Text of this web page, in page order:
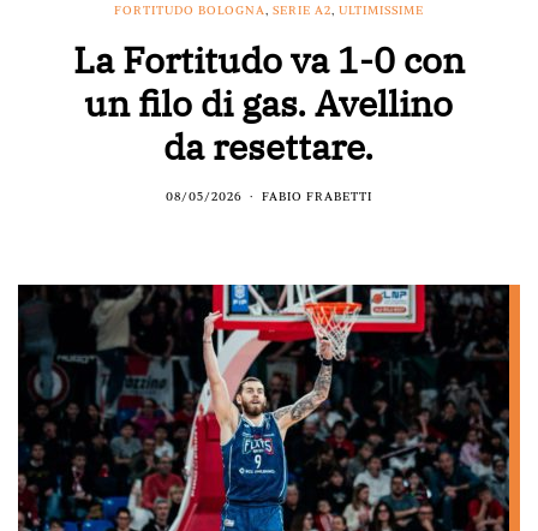
FORTITUDO BOLOGNA, SERIE A2, ULTIMISSIME
La Fortitudo va 1-0 con
un filo di gas. Avellino
da resettare.
08/05/2026 FABIO FRABETTI